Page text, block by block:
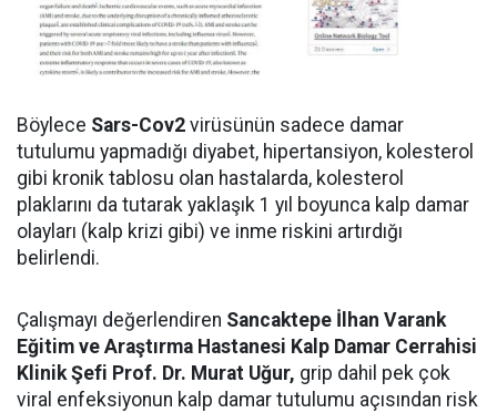
Böylece Sars-Cov2 virüsünün sadece damar
tutulumu yapmadığı diyabet, hipertansiyon, kolesterol
gibi kronik tablosu olan hastalarda, kolesterol
plaklarını da tutarak yaklaşık 1 yıl boyunca kalp damar
olayları (kalp krizi gibi) ve inme riskini artırdığı
belirlendi.
Çalışmayı değerlendiren Sancaktepe İlhan Varank
Eğitim ve Araştırma Hastanesi Kalp Damar Cerrahisi
Klinik Şefi Prof. Dr. Murat Uğur, grip dahil pek çok
viral enfeksiyonun kalp damar tutulumu açısından risk